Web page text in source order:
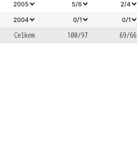
2005
5/6 2/4
2004
0/1 0/1
Celkem
100/97 69/66